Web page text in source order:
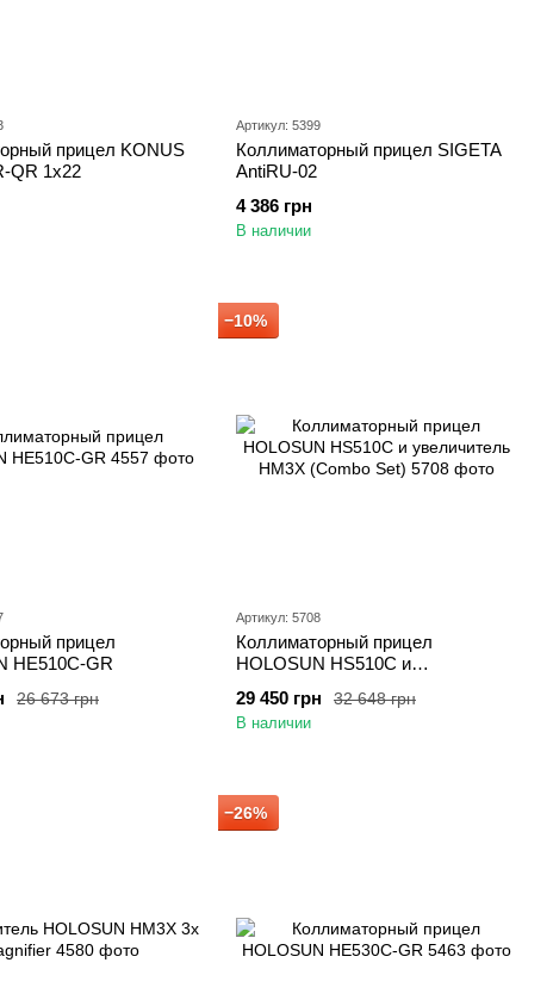
прицел KONUS
QR 1x22
Артикул: 5399
Коллиматорный прицел SIGETA
AntiRU-02
4 386 грн
В наличии
прицел
HE510C-GR
26 673 грн
−10%
Артикул: 5708
Коллиматорный прицел
HOLOSUN HS510C и
32 648 грн
29 450 грн
В наличии
−26%